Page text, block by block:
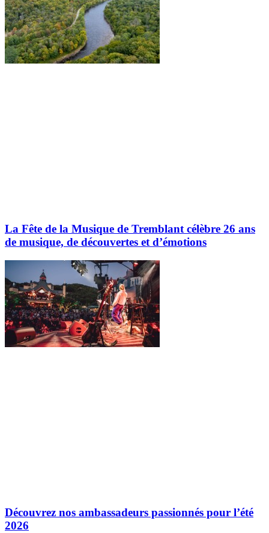
La Fête de la Musique de Tremblant célèbre 26 ans
de musique, de découvertes et d’émotions
Découvrez nos ambassadeurs passionnés pour l’été
2026